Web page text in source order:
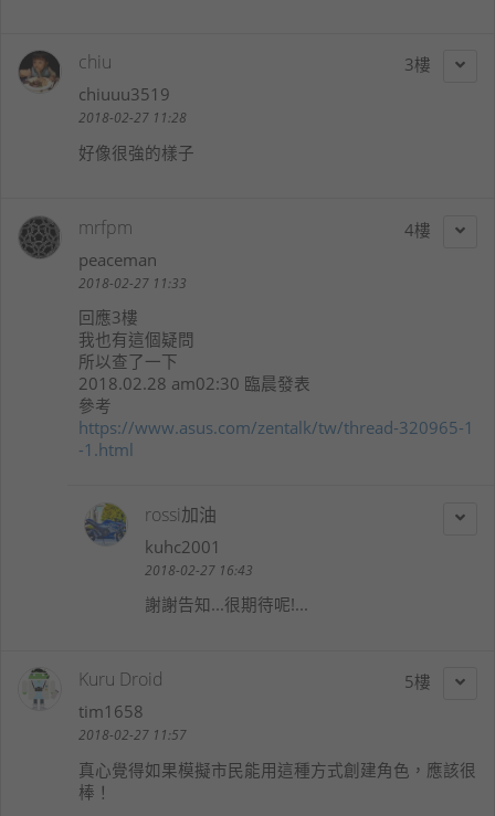
3
chiu
chiuuu3519
2018-02-27 11:28
好像很強的樣子
4
mrfpm
peaceman
2018-02-27 11:33
回應3樓
我也有這個疑問
所以查了一下
2018.02.28 am02:30 臨晨發表
參考
https://www.asus.com/zentalk/tw/thread-320965-1
-1.html
rossi加油
kuhc2001
2018-02-27 16:43
謝謝告知...很期待呢!...
5
Kuru Droid
tim1658
2018-02-27 11:57
真心覺得如果模擬市民能用這種方式創建角色，應該很
棒！